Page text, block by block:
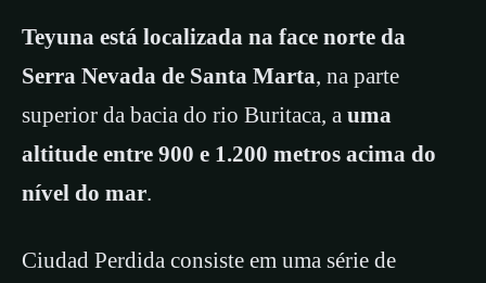
Teyuna está localizada na face norte da
Serra Nevada de Santa Marta, na parte
superior da bacia do rio Buritaca, a uma
altitude entre 900 e 1.200 metros acima do
nível do mar.
Ciudad Perdida consiste em uma série de